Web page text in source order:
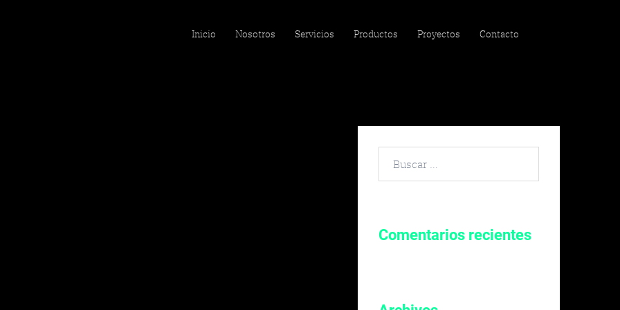
Inicio Nosotros Servicios Productos Proyectos Contacto
por:
Comentarios recientes